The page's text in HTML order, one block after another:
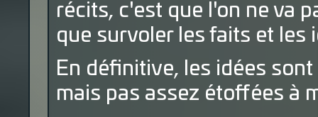
récits, c'est que l'on ne va
que survoler les faits et les
En définitive, les idées
mais pas assez étoffées à